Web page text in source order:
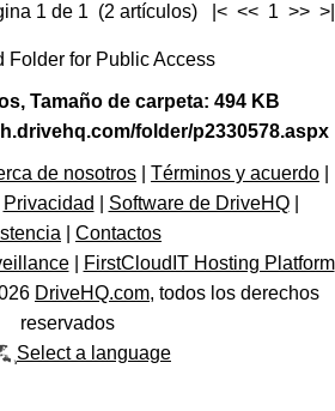
1 de 1 (2 artículos) |< << 1 >> >|
Folder for Public Access
Tamaño de carpeta: 494 KB
folder/p2330578.aspx
de nosotros Términos y acuerdo
Privacidad
Software de DriveHQ|
Contactos
|
FirstCloudIT Hosting Platform
DriveHQ.com, todos los derechos
reservados
Select a language